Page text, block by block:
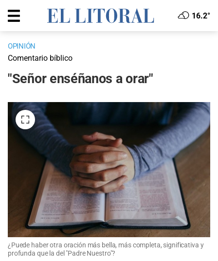
16.2°
OPINIÓN
Comentario bíblico
"Señor enséñanos a orar"
¿Puede haber otra oración más bella, más completa, significativa y
profunda que la del "Padre Nuestro"?